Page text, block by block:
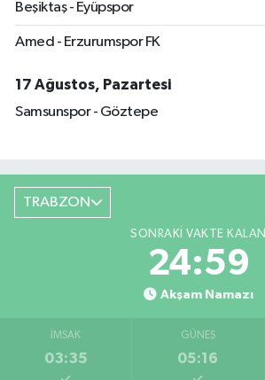
Beşiktaş - Eyüpspor
Amed - Erzurumspor FK
17 Ağustos, Pazartesi
Samsunspor - Göztepe
TRABZON
SONRAKI VAKTE KALAN
24:58
Akşam Namazı
İMSAK
03:35
GÜNEŞ
05:16